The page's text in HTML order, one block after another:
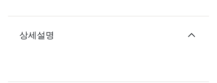
상세설명